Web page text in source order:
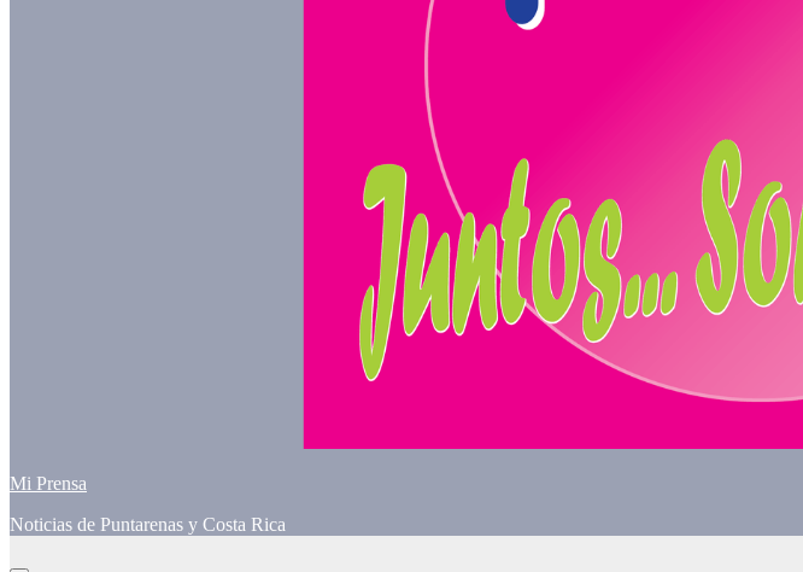
Mi Prensa
Noticias de Puntarenas y Costa Rica